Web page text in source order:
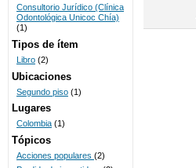
Consultorio Jurídico (Clínica
Odontológica Unicoc Chía)
(1)
Tipos de ítem
Libro (2)
Ubicaciones
Segundo piso (1)
Lugares
Colombia (1)
Tópicos
Acciones populares (2)